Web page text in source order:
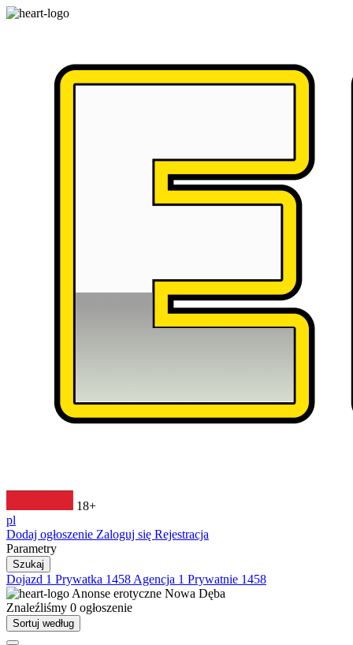
18+
pl
Dodaj ogłoszenie Zaloguj się Rejestracja
Parametry
Szukaj
Dojazd 1 Prywatka 1458 Agencja 1 Prywatnie 1458
Anonse erotyczne Nowa Dęba
Znaleźliśmy 0 ogłoszenie
Sortuj według